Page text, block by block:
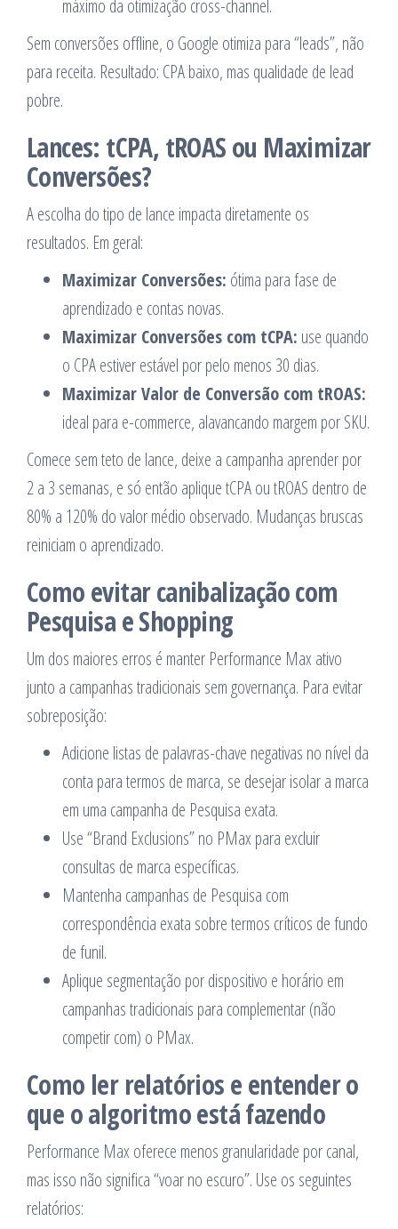
máximo da otimização cross-channel.
Sem conversões offline, o Google otimiza para “leads”, não
para receita. Resultado: CPA baixo, mas qualidade de lead
pobre.
Lances: tCPA, tROAS ou Maximizar
Conversões?
A escolha do tipo de lance impacta diretamente os
resultados. Em geral:
Maximizar Conversões: ótima para fase de
aprendizado e contas novas.
Maximizar Conversões com tCPA: use quando
o CPA estiver estável por pelo menos 30 dias.
Maximizar Valor de Conversão com tROAS:
ideal para e-commerce, alavancando margem por SKU.
Comece sem teto de lance, deixe a campanha aprender por
2 a 3 semanas, e só então aplique tCPA ou tROAS dentro de
80% a 120% do valor médio observado. Mudanças bruscas
reiniciam o aprendizado.
Como evitar canibalização com
Pesquisa e Shopping
Um dos maiores erros é manter Performance Max ativo
junto a campanhas tradicionais sem governança. Para evitar
sobreposição:
Adicione listas de palavras-chave negativas no nível da
conta para termos de marca, se desejar isolar a marca
em uma campanha de Pesquisa exata.
Use “Brand Exclusions” no PMax para excluir
consultas de marca específicas.
Mantenha campanhas de Pesquisa com
correspondência exata sobre termos críticos de fundo
de funil.
Aplique segmentação por dispositivo e horário em
campanhas tradicionais para complementar (não
competir com) o PMax.
Como ler relatórios e entender o
que o algoritmo está fazendo
Performance Max oferece menos granularidade por canal,
mas isso não significa “voar no escuro”. Use os seguintes
relatórios: